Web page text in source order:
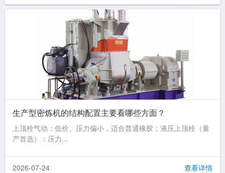
生产型密炼机的结构配置主要看哪些方面？
上顶栓气动：低价、压力偏小，适合普通橡胶；液压上顶栓（量
产首选）：压力...
2026-07-24 查看详情